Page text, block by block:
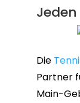
Die
Partner
Main-